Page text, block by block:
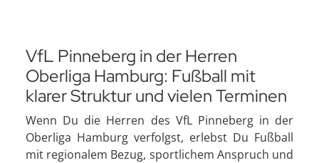
VfL Pinneberg in der Herren
Oberliga Hamburg: Fußball mit
klarer Struktur und vielen Terminen
Wenn Du die Herren des VfL Pinneberg in der
Oberliga Hamburg verfolgst, erlebst Du Fußball
mit regionalem Bezug, sportlichem Anspruch und